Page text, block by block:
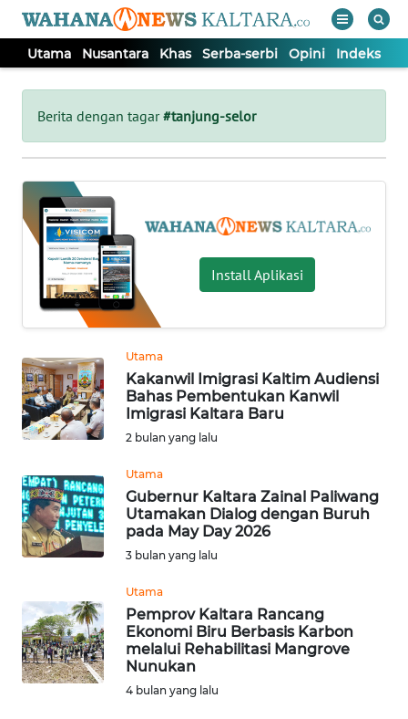
Utama Nusantara Khas Serba-serbi Opini Indeks
Berita dengan tagar#tanjung-selor
Install Aplikasi
Utama
Kakanwil Imigrasi Kaltim Audiensi
Bahas Pembentukan Kanwil
Imigrasi Kaltara Baru
2 bulan yang lalu
Utama
Gubernur Kaltara Zainal Paliwang
Utamakan Dialog dengan Buruh
pada May Day 2026
3 bulan yang lalu
Utama
Pemprov Kaltara Rancang
Ekonomi Biru Berbasis Karbon
melalui Rehabilitasi Mangrove
Nunukan
4 bulan yang lalu
Tutup
UTAMA
NUSANTARA
KHAS
SERBA-
SERBI
OPINI
Informasi
INDEKS
BERITA
KONTAK
KAMI
INFO
IKLAN
TENTANG